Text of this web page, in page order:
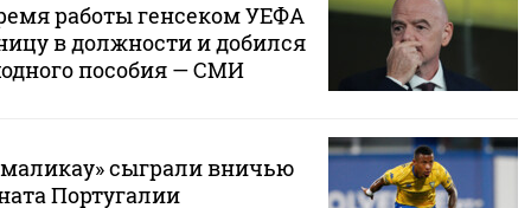
работы генсеком УЕФА
в должности и добился
пособия — СМИ
сыграли вничью
Португалии